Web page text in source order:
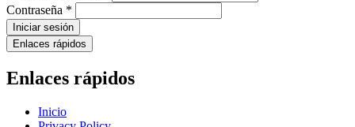
Contraseña *
Iniciar sesión
Enlaces rápidos
Enlaces rápidos
Inicio